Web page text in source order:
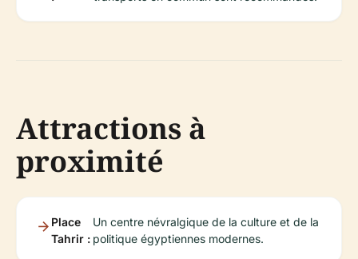
Attractions à
proximité
Place
Tahrir :
Un centre névralgique de la culture et de la
politique égyptiennes modernes.